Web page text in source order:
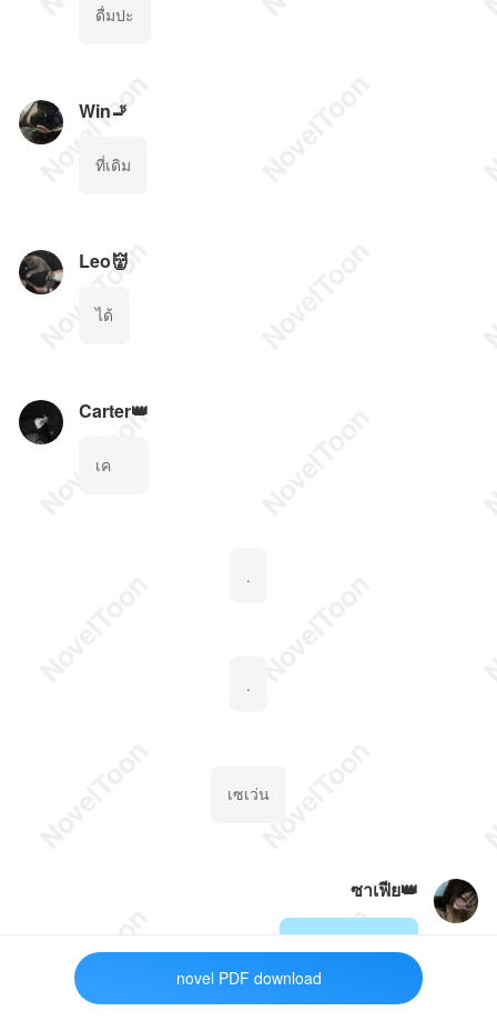
ดื่มปะ
Win🚬
ที่เดิม
Leo👹
ได้
Carter👑
เค
.
.
เซเว่น
ซาเฟีย👑
novel PDF download